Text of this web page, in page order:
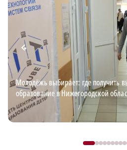
Молодёжь выбирает: где получить
образование в Нижегородской